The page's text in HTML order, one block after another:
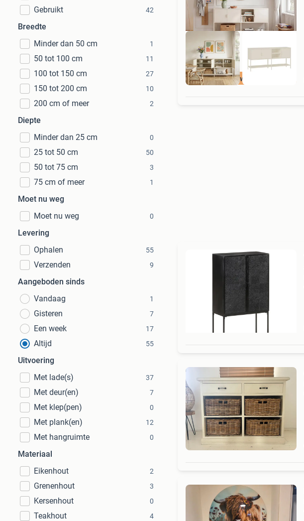
Gebruikt 42
Breedte
Minder dan 50 cm
1
50 tot 100 cm 11
100 tot 150 cm 27
150 tot 200 cm 10
200 cm of meer 2
Diepte
Minder dan 25 cm
0
25 tot 50 cm 50
50 tot 75 cm 3
75 cm of meer 1
Moet nu weg
Moet nu weg
0
Levering
Ophalen
55
Verzenden 9
Aangeboden sinds
Vandaag
1
Gisteren 7
Een week 17
Altijd 55
Uitvoering
Met lade(s)
37
Met deur(en) 7
Met klep(pen) 0
Met plank(en) 12
Met hangruimte 0
Materiaal
Eikenhout
2
Grenenhout 3
Kersenhout 0
Teakhout 4
Hoge kwaliteit